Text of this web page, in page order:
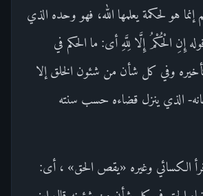
هو لحكمة يعلمها الله، فهو وحده الذي
إِنِ الْحُكْمُ إِلَّا لِلَّهِ أى: ما الحكم في
وفي كل شأن من شئون الخلق إلا
الذي ينزل قضاءه حسب سنته
الكسائي وغيره «يقص الحق» ، أى: